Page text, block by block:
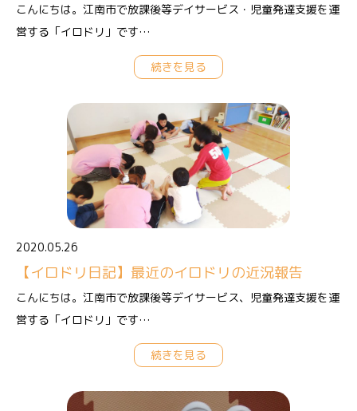
こんにちは。江南市で放課後等デイサービス・児童発達支援を運
営する「イロドリ」です…
続きを見る
2020.05.26
【イロドリ日記】最近のイロドリの近況報告
こんにちは。江南市で放課後等デイサービス、児童発達支援を運
営する「イロドリ」です…
続きを見る